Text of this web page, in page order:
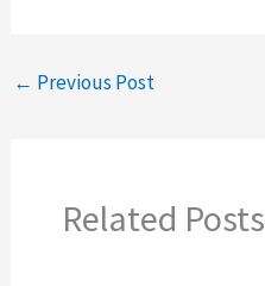
← Previous Post
Related Posts